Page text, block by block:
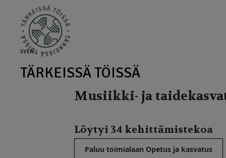
SVEN
TÄRKEISSÄ TÖISSÄ
Musiikki- ja
Löytyi 34 kehittämistekoa
Paluu toimialaan Opetus ja kasvatus